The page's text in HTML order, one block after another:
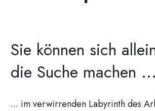
Sie können sich
die Suche machen ...
... im verwirrenden Labyrinth des